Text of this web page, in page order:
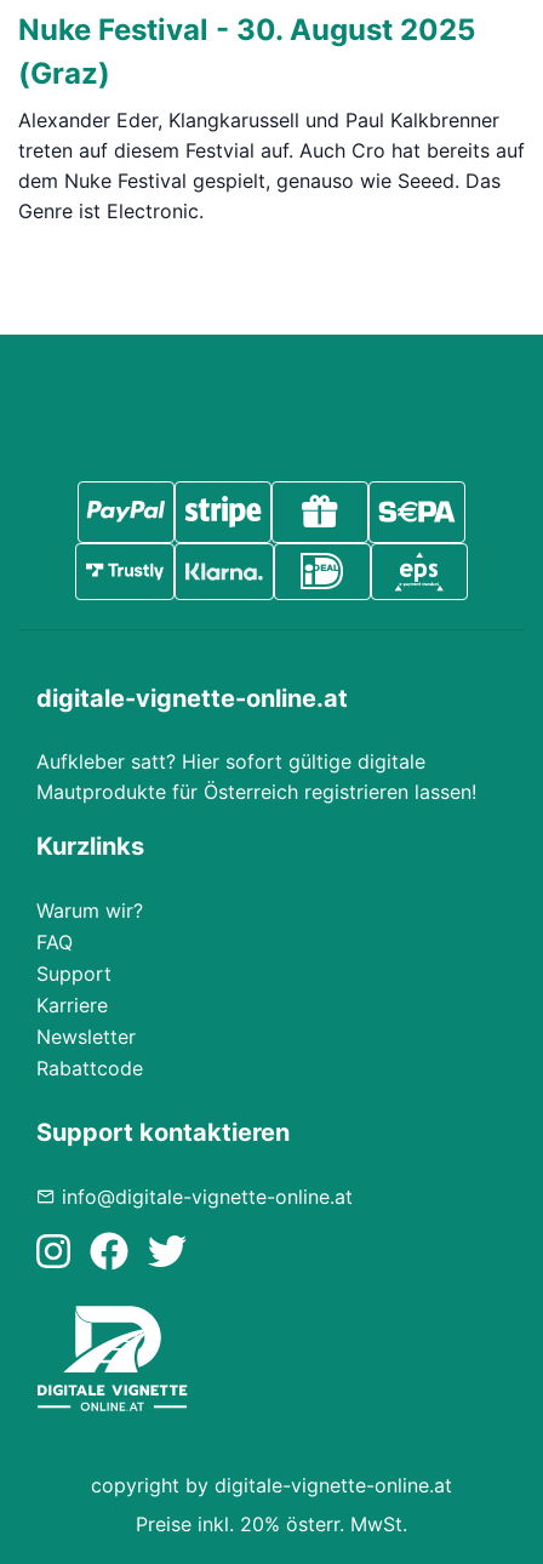
Nuke Festival - 30. August 2025
(Graz)
Alexander Eder, Klangkarussell und Paul Kalkbrenner
treten auf diesem Festvial auf. Auch Cro hat bereits auf
dem Nuke Festival gespielt, genauso wie Seeed. Das
Genre ist Electronic.
digitale-vignette-online.at
Aufkleber satt? Hier sofort gültige digitale
Mautprodukte für Österreich registrieren lassen!
Kurzlinks
Warum wir?
FAQ
Support
Karriere
Newsletter
Rabattcode
Support kontaktieren
info@digitale-vignette-online.at
copyright by digitale-vignette-online.at
Preise inkl. 20% österr. MwSt.